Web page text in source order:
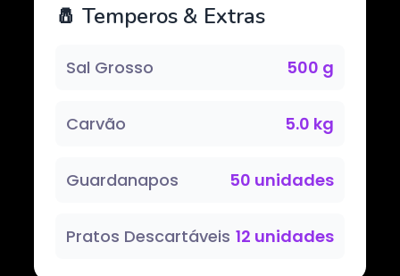
🧂 Temperos & Extras
Sal Grosso 500 g
Carvão 5.0 kg
Guardanapos 50 unidades
Pratos Descartáveis 12 unidades